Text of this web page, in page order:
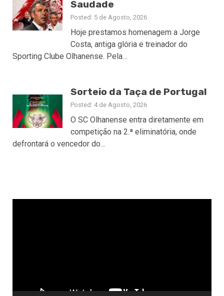
Saudade
Posted: 5 de Agosto, 2026
Hoje prestamos homenagem a Jorge
Costa, antiga glória e treinador do
Sporting Clube Olhanense. Pela…
Sorteio da Taça de Portugal
Posted: 4 de Agosto, 2026
O SC Olhanense entra diretamente em
competição na 2.ª eliminatória, onde
defrontará o vencedor do…